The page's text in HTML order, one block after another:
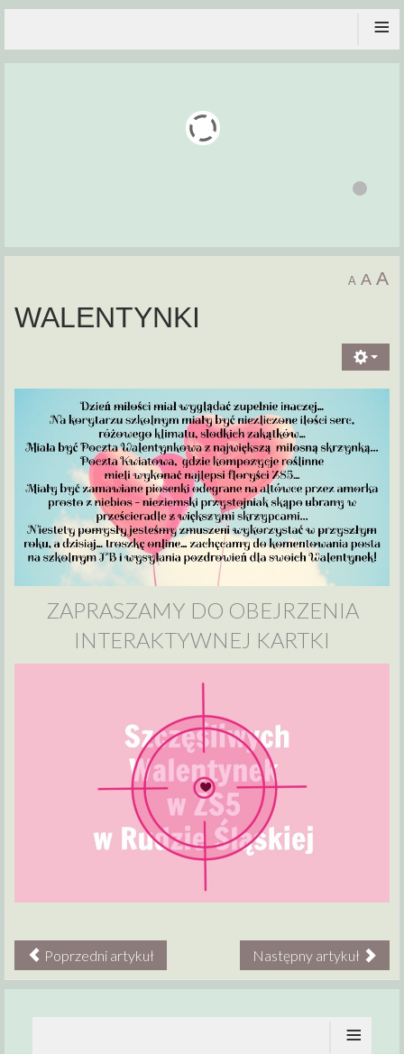
≡
A A A
WALENTYNKI
ZAPRASZAMY DO OBEJRZENIA
INTERAKTYWNEJ KARTKI
Poprzedni artykuł Następny artykuł
≡